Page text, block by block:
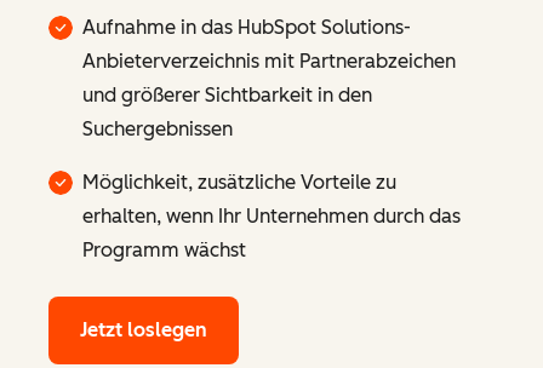
Aufnahme in das HubSpot Solutions-
Anbieterverzeichnis mit Partnerabzeichen
und größerer Sichtbarkeit in den
Suchergebnissen
Möglichkeit, zusätzliche Vorteile zu
erhalten, wenn Ihr Unternehmen durch das
Programm wächst
Jetzt loslegen